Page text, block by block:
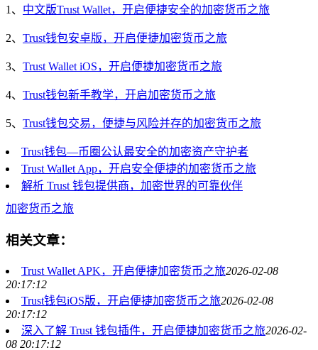
1、 中文版Trust Wallet，开启便捷安全的加密货币之旅
2、 Trust钱包安卓版，开启便捷加密货币之旅
3、 Trust Wallet iOS，开启便捷加密货币之旅
4、 Trust钱包新手教学，开启加密货币之旅
5、 Trust钱包交易，便捷与风险并存的加密货币之旅
Trust钱包—币圈公认最安全的加密资产守护者
Trust Wallet App，开启安全便捷的加密货币之旅
解析 Trust 钱包提供商，加密世界的可靠伙伴
加密货币之旅
相关文章：
Trust Wallet APK，开启便捷加密货币之旅2026-02-08
20:17:12
Trust钱包iOS版，开启便捷加密货币之旅2026-02-08
20:17:12
深入了解 Trust 钱包插件，开启便捷加密货币之旅2026-02-
08 20:17:12